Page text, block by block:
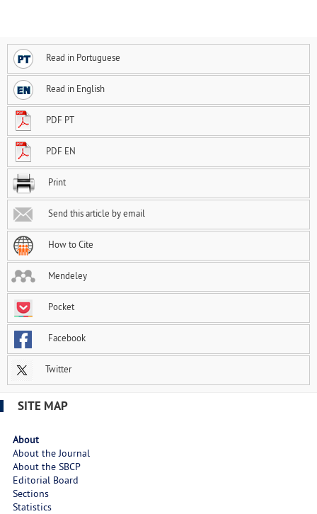
Read in Portuguese
Read in English
PDF PT
PDF EN
Print
Send this article by email
How to Cite
Mendeley
Pocket
Facebook
Twitter
SITE MAP
About
About the Journal
About the SBCP
Editorial Board
Sections
Statistics